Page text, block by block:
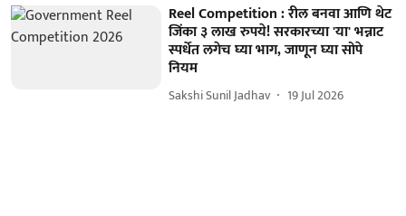
Reel Competition : रील बनवा आणि थेट
जिंका ३ लाख रुपये! सरकारच्या 'या' भन्नाट
स्पर्धेत लगेच घ्या भाग, जाणून घ्या सोपे
नियम
Sakshi Sunil Jadhav 19 Jul 2026